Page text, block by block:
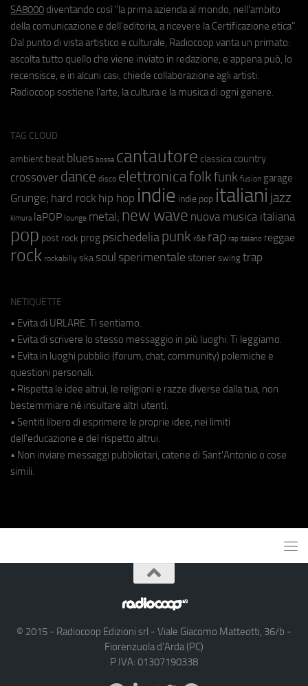
SA8000 diventando così "la prima azienda al mondo, nell'ambito
della comunicazione e dell'editoria, a ricevere la Certificazione etica".
Dal punto di vista artistico e culturale, Radiocoop vanta un primato:
ascolta tutto quello che viene inviato in redazione, e appena può, lo
recensisce, e in alcuni casi, chiede collaborazione agli artisti.
Radiocoop sostiene l'arte, la cultura e la musica di ogni genere.
TAG CLOUD
ambient beat blues bossa cantautore classica country
crossover dance disco elettronicafolkfunk fusion garage
Grunge; hard rock hip hop indie indie pop italiani jazz
kimura laPOP lounge metal; new wave nuova musica italiana
pop post rock prog psichedeliapunk r&b rap rap italiano reggae
rock rockabilly ska soul sperimentale stoner swing trap
NETIQUETTE
• Evita di URLARE. Ti sentiamo.
• Evita di scrivere lo stesso messaggio in più luoghi. Ti leggiamo.
• Evita in luoghi pubblici (forum, chat, community) polemiche e
questioni personali.
• Rispetta le idee altrui, le religioni e razze diverse dalla tua, non
bestemmiare né insultare altri utenti.
• Sentiti libero di esprimere le proprie idee, nei limiti
dell'educazione e del rispetto altrui.
• Non inviare messaggi pubblicitari, catene di Sant'Antonio o cose
simili.
© 2015 - Radiocoop Edizioni srl - Viale Giacomo Matteotti, 36/b -
Fiorenzuola d'Arda (PC)
P.IVA: 01307190338